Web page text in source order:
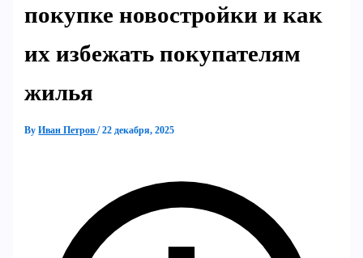
покупке новостройки и как
их избежать покупателям
жилья
ByИван Петров/22 декабря, 2025